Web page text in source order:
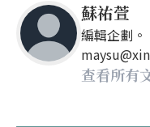
蘇祐萱
編輯企劃。
查看所有